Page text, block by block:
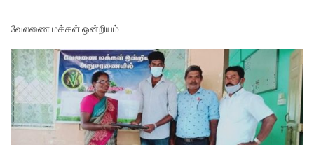
வேலணை மக்கள் ஒன்றியம்